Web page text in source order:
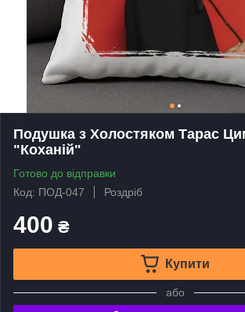
Подушка з Холостяком Тарас
"Коханій"
Готово до відправки
Код: ПОД-047
Роздріб
400 ₴
Купити
або